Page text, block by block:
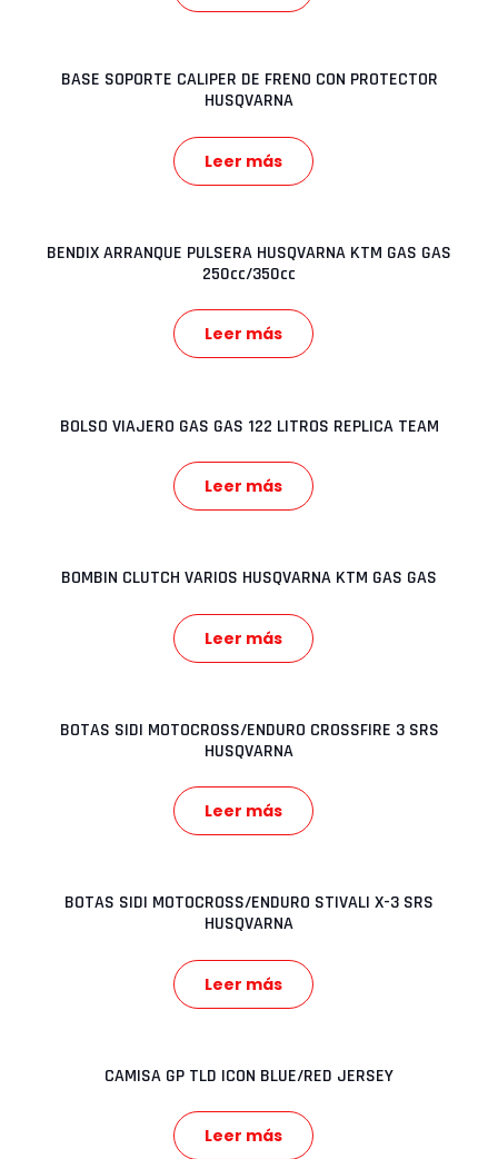
BASE SOPORTE CALIPER DE FRENO CON PROTECTOR
HUSQVARNA
Leer más
BENDIX ARRANQUE PULSERA HUSQVARNA KTM GAS GAS
250cc/350cc
Leer más
BOLSO VIAJERO GAS GAS 122 LITROS REPLICA TEAM
Leer más
BOMBIN CLUTCH VARIOS HUSQVARNA KTM GAS GAS
Leer más
BOTAS SIDI MOTOCROSS/ENDURO CROSSFIRE 3 SRS
HUSQVARNA
Leer más
BOTAS SIDI MOTOCROSS/ENDURO STIVALI X-3 SRS
HUSQVARNA
Leer más
CAMISA GP TLD ICON BLUE/RED JERSEY
Leer más